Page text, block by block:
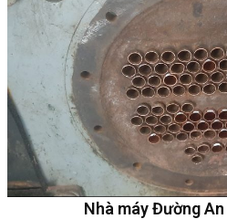
Nhà máy Đường